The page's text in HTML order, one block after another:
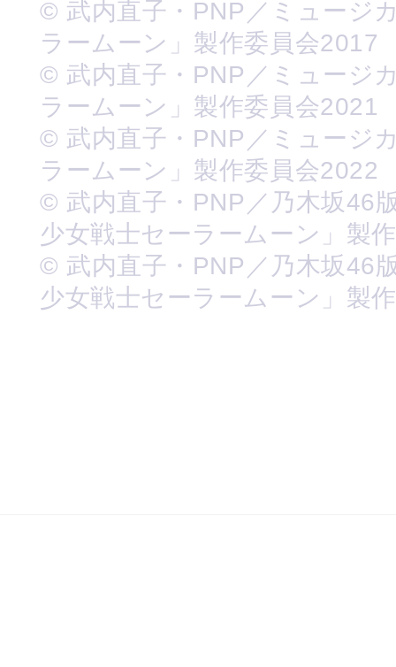
© 武内直子・PNP／ミュージ
ラームーン」製作委員会2017
© 武内直子・PNP／ミュージ
ラームーン」製作委員会2021
© 武内直子・PNP／ミュージ
ラームーン」製作委員会2022
© 武内直子・PNP／乃木坂46
少女戦士セーラームーン」製
© 武内直子・PNP／乃木坂46
少女戦士セーラームーン」製